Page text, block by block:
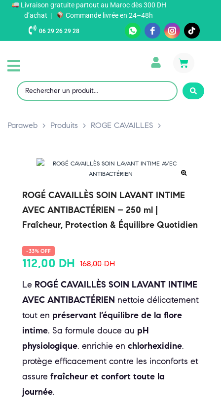
Livraison gratuite partout au Maroc dès 300 DH
d’achat |
Commande livrée en 24–48h
06 29 26 29 28
Paraweb > Produits > ROGE CAVAILLES >
ROGÉ CAVAILLÈS SOIN LAVANT INTIME
AVEC ANTIBACTÉRIEN – 250 ml |
Fraîcheur, Protection & Équilibre Quotidien
-33% OFF
168,00DH
112,00 DH
Le ROGÉ CAVAILLÈS SOIN LAVANT INTIME
AVEC ANTIBACTÉRIEN nettoie délicatement
tout en préservant l’équilibre de la flore
intime. Sa formule douce au pH
physiologique, enrichie en chlorhexidine,
protège efficacement contre les inconforts et
assure fraîcheur et confort toute la
journée.